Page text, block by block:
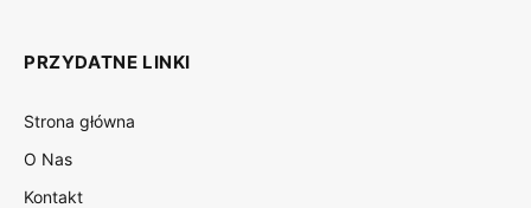
PRZYDATNE LINKI
Strona główna
O Nas
Kontakt